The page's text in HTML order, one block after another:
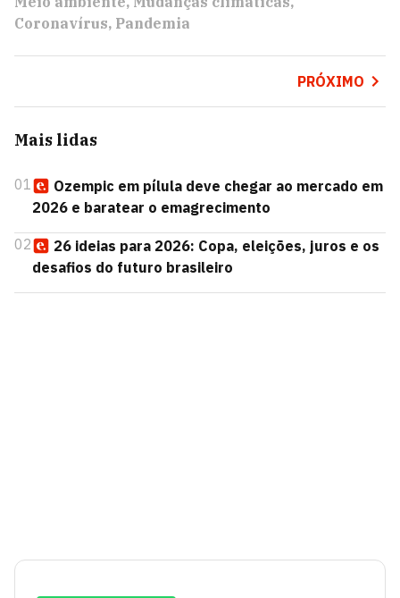
Coronavírus Pandemia
PRÓXIMO
Mais lidas
01
Ozempic em pílula deve chegar ao mercado em
2026 e baratear o emagrecimento
02
26 ideias para 2026: Copa, eleições, juros e os
desafios do futuro brasileiro